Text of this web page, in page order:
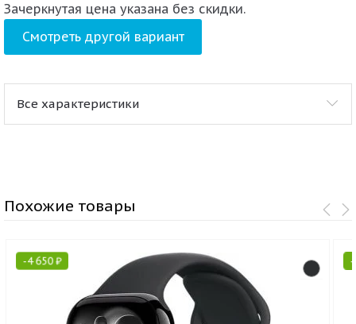
Зачеркнутая цена указана без скидки.
Смотреть другой вариант
Все характеристики
Похожие товары
-4 650₽ -